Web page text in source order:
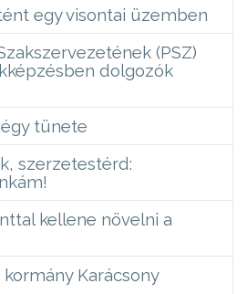
egy visontai üzemben
(PSZ)
dolgozók
tünete
szerzetestérd:
kellene növelni a
kormány Karácsony